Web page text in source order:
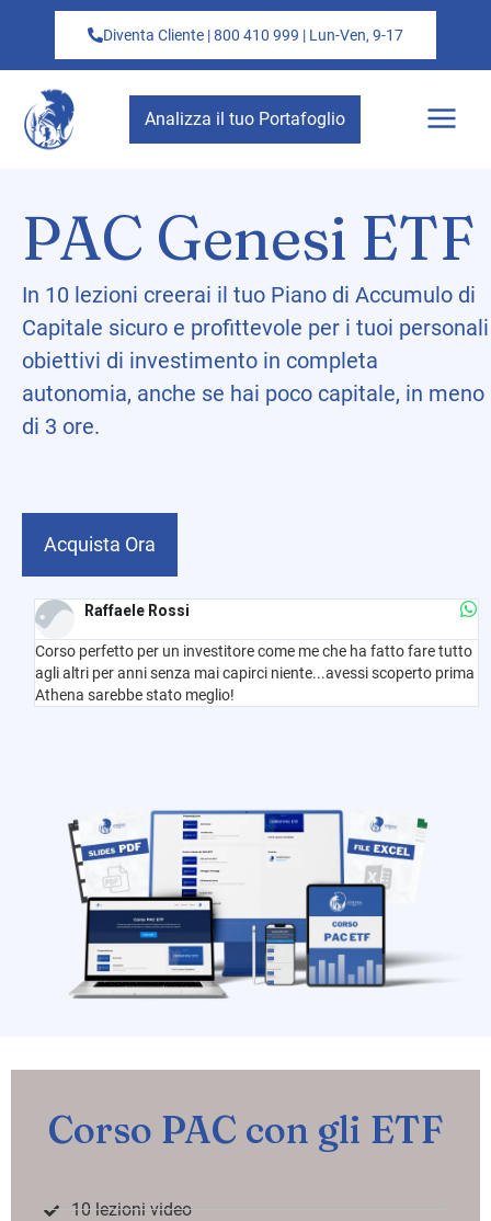
Diventa Cliente | 800 410 999 | Lun-Ven, 9-17
Analizza il tuo Portafoglio
PAC Genesi ETF
In 10 lezioni creerai il tuo Piano di Accumulo di
Capitale sicuro e profittevole per i tuoi personali
obiettivi di investimento in completa
autonomia, anche se hai poco capitale, in meno
di 3 ore.
Acquista Ora
Raffaele Rossi
Corso perfetto per un investitore come me che ha fatto fare tutto
agli altri per anni senza mai capirci niente...avessi scoperto prima
Athena sarebbe stato meglio!
Corso PAC con gli ETF
10 lezioni video